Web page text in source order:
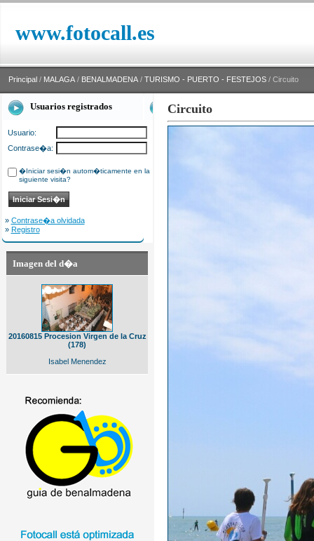
www.fotocall.es
Principal / MALAGA / BENALMADENA / TURISMO - PUERTO - FESTEJOS / Circuito
Usuarios registrados
Usuario:
Contrase�a:
�Iniciar sesi�n autom�ticamente en la
siguiente visita?
» Contrase�a olvidada
» Registro
Imagen del d�a
20160815 Procesion Virgen de la Cruz
(178)
Isabel Menendez
Circuito